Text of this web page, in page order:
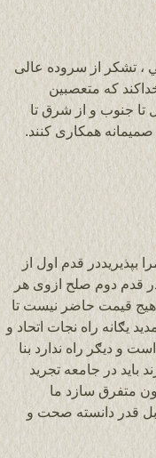
، تشکر از سروده عالی
که متعصبین
تا جنوب و از شرق تا
همکاری کنند.
بپذیریددر قدم اول از
۲۴ ساعت تشکر در قدم دوم صلح ازوی هر
هیج قیمت حاضر نیست تا
یګانه راه نجات اتحاد و
و دیګر راه ندارد بنا
در جامعه تجرید
متفرق سازد ما
قدر دانسته صحت و